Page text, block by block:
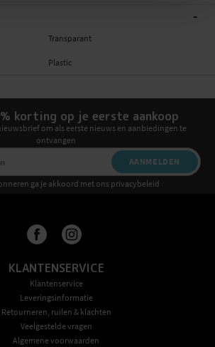
-
Transparant
Plastic
korting op je eerste aankoop
om als eerste nieuws en aanbiedingen te
ontvangen
AANMELDEN
ga je akkoord met ons privacybeleid
KLANTENSERVICE
Klantenservice
Leveringsinformatie
Retourneren, ruilen & klachten
Veelgestelde vragen
Algemene voorwaarden